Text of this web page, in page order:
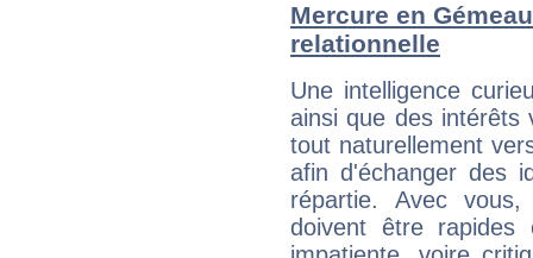
Mercure en
relationnelle
Une intelligence
ainsi que des intérêts
tout naturellement
afin d'échanger des
répartie. Avec
doivent être